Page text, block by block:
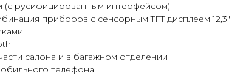
(с русифицированным интерфейсом)
приборов с сенсорным TFT дисплеем 12,3"
салона и в багажном отделении
телефона